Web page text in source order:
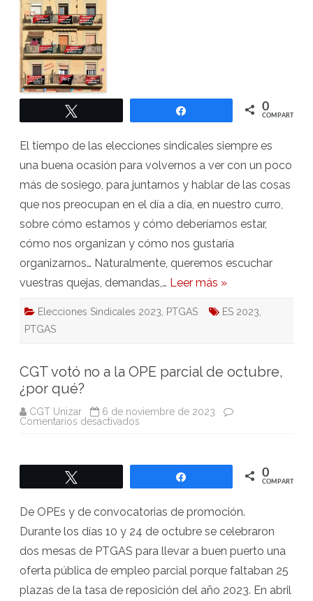
0
COMPARTIR
El tiempo de las elecciones sindicales siempre es
una buena ocasión para volvernos a ver con un poco
más de sosiego, para juntarnos y hablar de las cosas
que nos preocupan en el día a día, en nuestro curro,
sobre cómo estamos y cómo deberíamos estar,
cómo nos organizan y cómo nos gustaría
organizarnos… Naturalmente, queremos escuchar
vuestras quejas, demandas,… Leer más »
Elecciones Sindicales 2023, PTGAS ES 2023,
PTGAS
CGT votó no a la OPE parcial de octubre,
¿por qué?
CGT Unizar
6 de noviembre de 2023
Comentarios desactivados
parcial
octubre,
¿por
qué?
0
COMPARTIR
De OPEs y de convocatorias de promoción.
Durante los días 10 y 24 de octubre se celebraron
dos mesas de PTGAS para llevar a buen puerto una
oferta pública de empleo parcial porque faltaban 25
plazas de la tasa de reposición del año 2023. En abril